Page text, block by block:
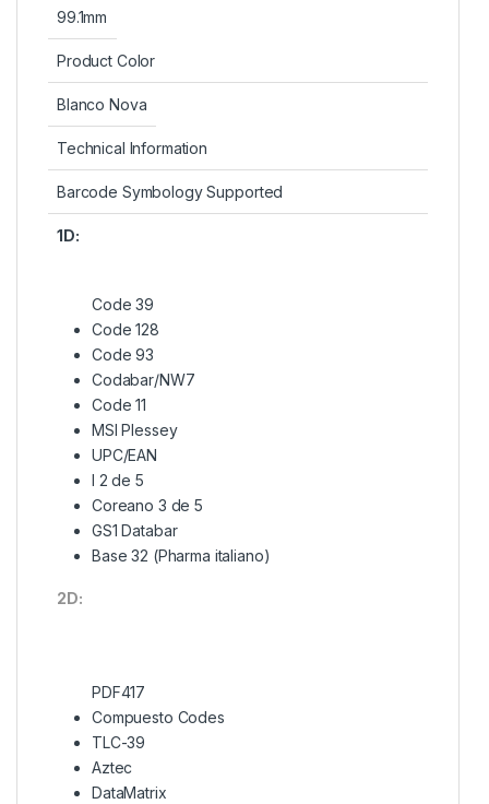
99.1mm
Product Color
Blanco Nova
Technical Information
Barcode Symbology Supported
1D:
Code 39
Code 128
Code 93
Codabar/NW7
Code 11
MSI Plessey
UPC/EAN
I 2 de 5
Coreano 3 de 5
GS1 Databar
Base 32 (Pharma italiano)
2D:
PDF417
Compuesto Codes
TLC-39
Aztec
DataMatrix